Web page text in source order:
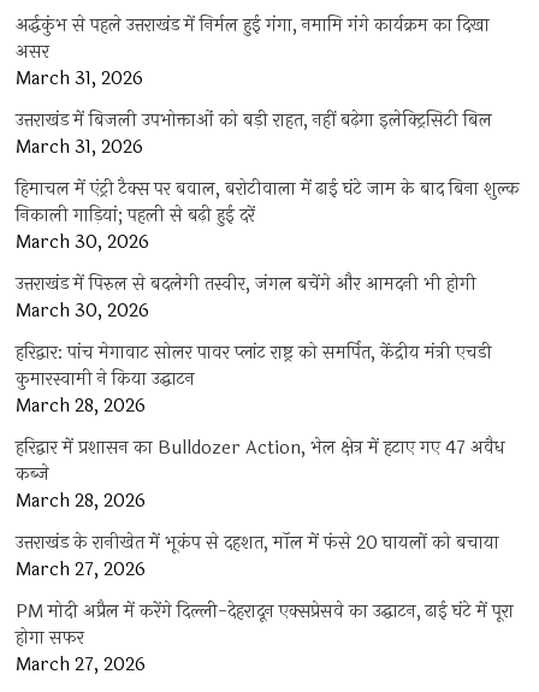
अर्द्धकुंभ से पहले उत्तराखंड में निर्मल हुई गंगा, नमामि गंगे कार्यक्रम का दिखा
असर
March 31, 2026
उत्तराखंड में बिजली उपभोक्ताओं को बड़ी राहत, नहीं बढ़ेगा इलेक्ट्रिसिटी बिल
March 31, 2026
हिमाचल में एंट्री टैक्स पर बवाल, बरोटीवाला में ढाई घंटे जाम के बाद बिना शुल्क
निकाली गाड़ियां; पहली से बढ़ी हुई दरें
March 30, 2026
उत्तराखंड में पिरुल से बदलेगी तस्वीर, जंगल बचेंगे और आमदनी भी होगी
March 30, 2026
हरिद्वार: पांच मेगावाट सोलर पावर प्लांट राष्ट्र को समर्पित, केंद्रीय मंत्री एचडी
कुमारस्वामी ने किया उद्घाटन
March 28, 2026
हरिद्वार में प्रशासन का Bulldozer Action, भेल क्षेत्र में हटाए गए 47 अवैध
कब्जे
March 28, 2026
उत्तराखंड के रानीखेत में भूकंप से दहशत, मॉल में फंसे 20 घायलों को बचाया
March 27, 2026
PM मोदी अप्रैल में करेंगे दिल्ली-देहरादून एक्सप्रेसवे का उद्घाटन, ढाई घंटे में पूरा
होगा सफर
March 27, 2026